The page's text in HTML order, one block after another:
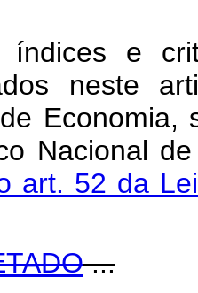
e
neste
Economia,
Nacional
art. 52 da
...